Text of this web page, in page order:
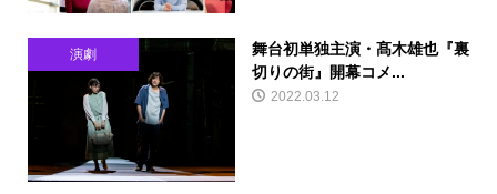
演劇
舞台初単独主演・髙木雄也『裏
切りの街』開幕コメ...
2022.03.12